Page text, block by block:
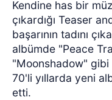
Kendine has bir
çıkardığı Teaser
başarının tadını
albümde "Peace
"Moonshadow"
70'li yıllarda yeni
etti.